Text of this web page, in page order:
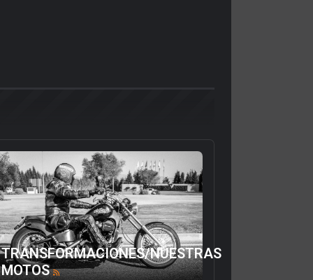
TRANSFORMACIONES/NUESTRAS
MOTOS